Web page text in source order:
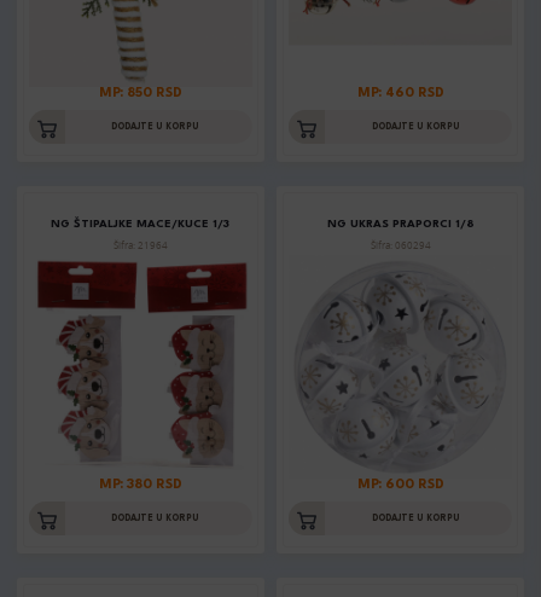
MP: 850 RSD
DODAJTE U KORPU
MP: 460 RSD
DODAJTE U KORPU
NG ŠTIPALJKE MACE/KUCE 1/3
Šifra: 21964
MP: 380 RSD
DODAJTE U KORPU
NG UKRAS PRAPORCI 1/8
Šifra: 060294
MP: 600 RSD
DODAJTE U KORPU